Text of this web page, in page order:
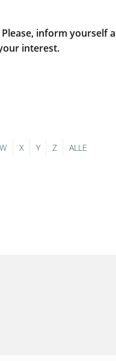
inform yourself
interest.
W X Y Z ALLE